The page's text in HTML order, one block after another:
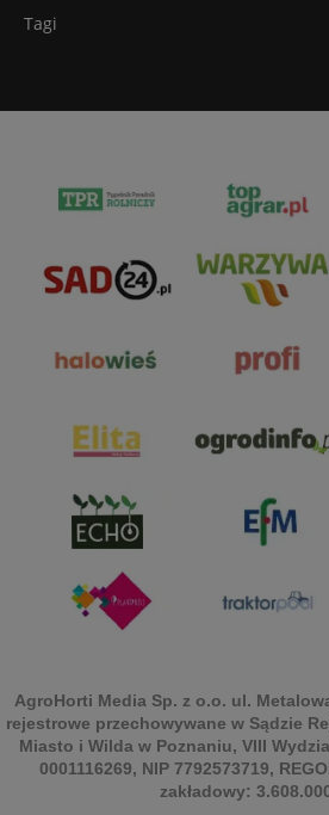
Tagi
AgroHorti Media Sp. z o.o. ul.
rejestrowe przechowywane w Sądzie
Miasto i Wilda w Poznaniu, VIII
0001116269, NIP 7792573719,
zakładowy: